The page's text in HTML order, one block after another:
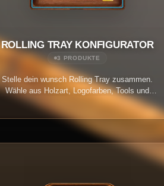
ROLLING TRAY KONFIGURATOR
3 PRODUKTE
Stelle dein wunsch Rolling Tray zusammen.
Wähle aus Holzart, Logofarben, Tools und
verschiedenen Storage Lösungen